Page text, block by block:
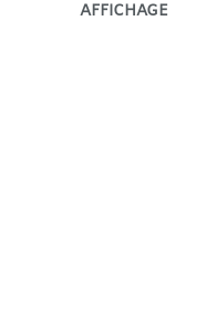
AFFICHAGE